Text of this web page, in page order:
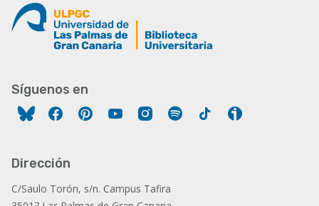
Síguenos en
FacebookPinterestYouTubeInstagram
Spotify Tiktok
Dirección
C/Saulo Torón, s/n. Campus Tafira